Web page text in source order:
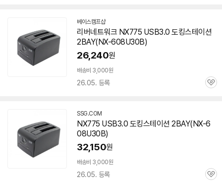
베이스캠프샵네
이
버
이
리버네트워크 NX775 USB3.0 도킹스테이션
2BAY(NX-608U30B)
26,240원
배송비 3,000원
26.05. 등록
관
SSG.COM
NX775 USB3.0 도킹스테이션 2BAY(NX-6
08U30B)
32,150원
배송비 3,000원
26.05. 등록
관